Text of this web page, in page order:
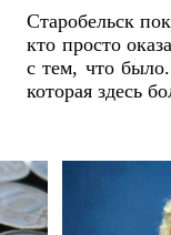
Старобельск
кто просто
с тем, что
которая здесь